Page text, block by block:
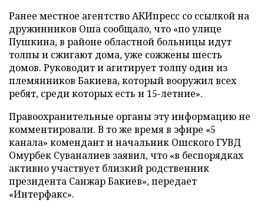
Ранее местное агентство АКИпресс со ссылкой на
дружинников Оша сообщало, что «по улице
Пушкина, в районе областной больницы идут
толпы и сжигают дома, уже сожжены шесть
домов. Руководит и агитирует толпу один из
племянников Бакиева, который вооружил всех
ребят, среди которых есть и 15-летние».
Правоохранительные органы эту информацию не
комментировали. В то же время в эфире «5
канала» комендант и начальник Ошского ГУВД
Омурбек Суваналиев заявил, что «в беспорядках
активно участвует близкий родственник
президента Санжар Бакиев», передает
«Интерфакс».